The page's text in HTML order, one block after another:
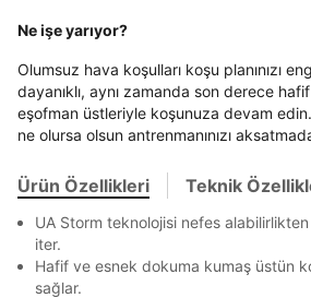
İşbankası
Akbank Axess
Ziraat Bankası Ziraat Bankası
QNB QNB
AnadoluBank World
Ne işe yarıyor?
Olumsuz hava koşulları koşu planınızı
dayanıklı, aynı zamanda son derece
eşofman üstleriyle koşunuza devam
ne olursa olsun antrenmanınızı
Ürün Özellikleri Teknik
UA Storm teknolojisi nefes
iter.
Hafif ve esnek dokuma kumaş üstün
sağlar.
Beden Seçin
Ürün stoklara geldiğinde
bildirim
Kapat
Kapat
Kapat
Sipariş Numaranız *
Sorgula
En az 8 karakter
Bir
Bir rakam
Bir
En az 1 özel karakter
Aşağıdakileri okudum ve kabul
uyarınca işlenecektir. Kişisel verilerimin
tarafından ticari elektronik ileti
işlenmesini kabul ediyorum.
SMS Onay
Bilgilerinizi güncellemek için lütfen
ile gelen kodu girerek telefon
GÖNDER
SMS Onay
Bilgilerinizi güncellemek için lütfen
ile gelen kodu girerek telefon
GÖNDER